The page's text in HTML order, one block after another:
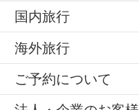
国内旅行
海外旅行
ご予約について